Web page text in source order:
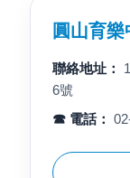
圓山育樂
聯絡地址：
6號
☎ 電話：